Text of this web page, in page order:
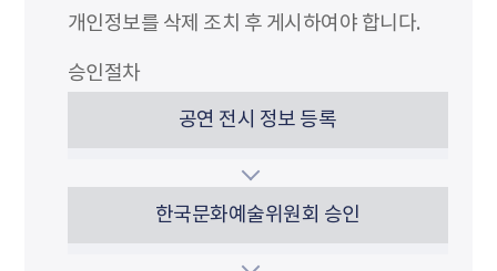
개인정보를 삭제 조치 후 게시하여야 합니다.
승인절차
공연 전시 정보 등록
한국문화예술위원회 승인